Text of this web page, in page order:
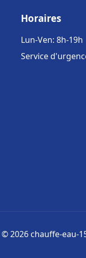
Horaires
Lun-Ven: 8h-19h
Service
© 2026 chauffe-eau-